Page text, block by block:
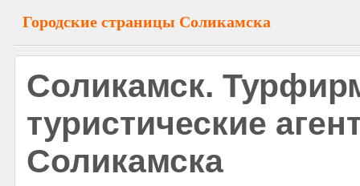
Городские страницы Соликамска
Соликамск.
туристические
Соликамска